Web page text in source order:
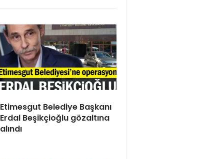
Etimesgut Belediye Başkanı
Erdal Beşikçioğlu gözaltına
alındı